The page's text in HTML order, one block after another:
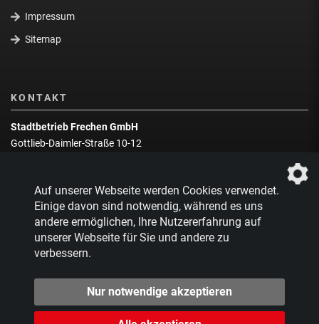
Impressum
Sitemap
KONTAKT
Stadtbetrieb Frechen GmbH
Gottlieb-Daimler-Straße 10-12
Zentrale:02234 9217-0
Abfallberatung:02234 9217-17
Auf unserer Webseite werden Cookies verwendet.
Einige davon sind notwendig, während es uns
andere ermöglichen, Ihre Nutzererfahrung auf
unserer Webseite für Sie und andere zu
verbessern.
Nur notwendige akzeptieren